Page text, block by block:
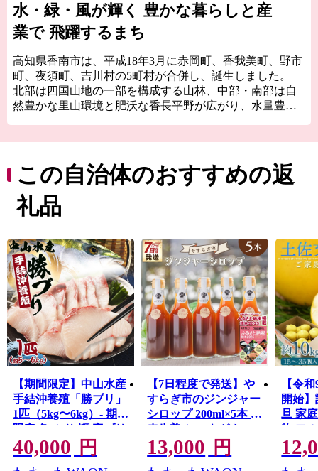
水・緑・風が輝く 豊かな暮らしと産
業で 飛躍するまち
高知県香南市は、平成18年3月に赤岡町、香我美町、野市
町、夜須町、吉川村の5町村が合併し、誕生しました。
北部は四国山地の一部を構成する山林、中部・南部は自
然豊かな里山環境と肥沃な香長平野が広がり、水量豊か
ち“香南市”」をキャッチフレーズに、市民一人ひとりが
幸せを実感できる元気なまちづくりを目指しています。
この自治体のおすすめの返
礼品
【期間限定】中山水産
手結沖養殖「勝ブリ」
1匹（5kg〜6kg）- 期間
限定 魚 ぶり 鰤 寒ブリ
朝どれ 海鮮 鮮魚 魚介
類 海の幸 ギフト 照り
40,000 円
【7日程度で発送】や
すらぎ市のジンジャー
シロップ 200ml×5本 -
赤生姜 ショウガ しょ
うが のし 贈り物 おす
そ分け 特産品 送料無
13,000 円
【令
開始
旦 家
物 フ
たん
キズ